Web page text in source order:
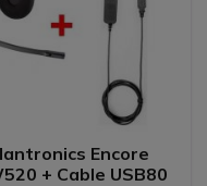
Encore
+ Cable USB80